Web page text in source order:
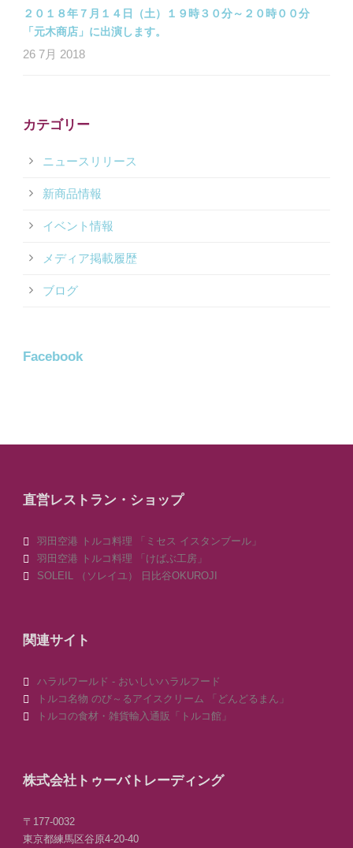
２０１８年７月１４日（土）１９時３０分～２０時００分
「元木商店」に出演します。
26 7月 2018
カテゴリー
ニュースリリース
新商品情報
イベント情報
メディア掲載履歴
ブログ
Facebook
直営レストラン・ショップ
羽田空港 トルコ料理 「ミセス イスタンブール」
羽田空港 トルコ料理 「けばぶ工房」
SOLEIL （ソレイユ） 日比谷OKUROJI
関連サイト
ハラルワールド - おいしいハラルフード
トルコ名物 のび～るアイスクリーム 「どんどるまん」
トルコの食材・雑貨輸入通販「トルコ館」
株式会社トゥーバトレーディング
〒177-0032
東京都練馬区谷原4-20-40